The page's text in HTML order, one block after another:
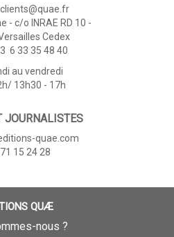
- c/o INRAE RD 10 -
Cedex
6 33 35 48 40
au vendredi
13h30 - 17h
JOURNALISTES
quae.com
15 24 28
QUÆ
nous ?